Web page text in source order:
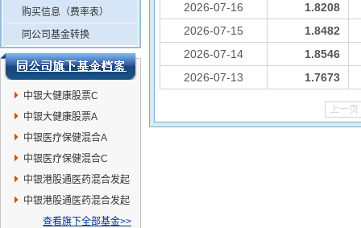
购买信息（费率表）
同公司基金转换
中银大健康股票C
中银大健康股票A
中银医疗保健混合A
中银医疗保健混合C
中银港股通医药混合发起
C
中银港股通医药混合发起
查看旗下全部基金>>
2026-07-16
1.8208
2026-07-15
1.8482
2026-07-14
1.8546
2026-07-13
1.7673
上一页